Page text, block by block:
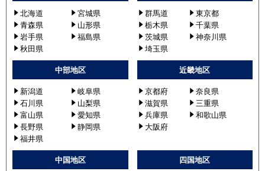
北海道
宮城県
青森県
山形県
岩手県
福島県
秋田県
群馬道
東京都
栃木県
千葉県
茨城県
神奈川県
埼玉県
中部地区
新潟道
岐阜県
石川県
山梨県
富山県
愛知県
長野県
静岡県
福井県
近畿地区
京都府
奈良県
滋賀県
三重県
兵庫県
和歌山県
大阪府
中国地区 四国地区